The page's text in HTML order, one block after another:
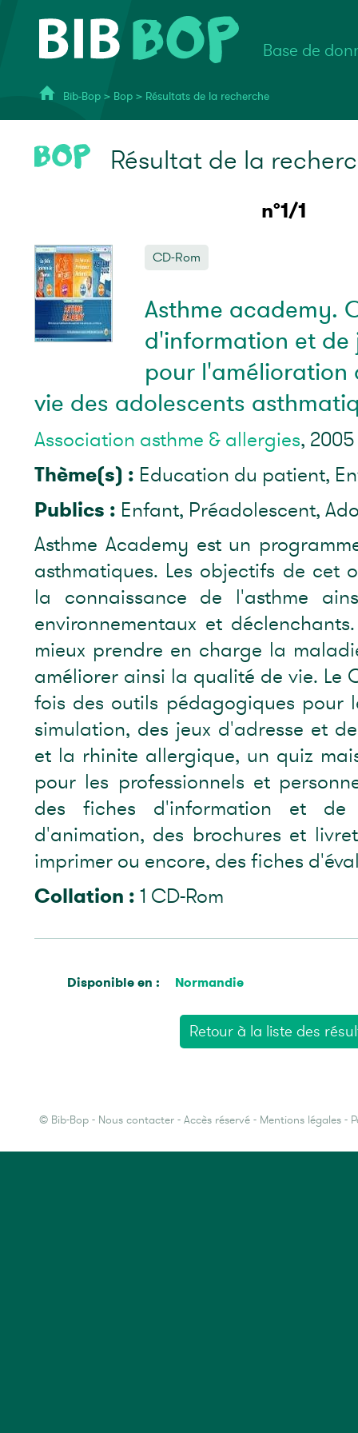
Base de
Bib-Bop > Bop > Résultats de la recherche
Résultat de la
n°1/1
CD-Rom
Asthme academy.
d'information et de
pour l'amélioration
vie des adolescents
Association asthme & allergies, 2005
Thème(s) : Education du patient,
Publics : Enfant, Préadolescent,
Asthme Academy est un
asthmatiques. Les objectifs de cet
la connaissance de l'asthme
environnementaux et
mieux prendre en charge la
améliorer ainsi la qualité de vie. Le
fois des outils pédagogiques pour
simulation, des jeux d'adresse et
et la rhinite allergique, un quiz
pour les professionnels et
des fiches d'information et
d'animation, des brochures et
imprimer ou encore, des fiches
Collation : 1 CD-Rom
Disponible en : Normandie
Retour à la liste des
© Bib-Bop - Nous contacter - Accès réservé - Mentions légales -